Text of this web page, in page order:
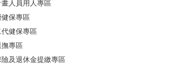
畫人員用人專區
健保專區
代健保專區
撫專區
險及退休金提繳專區